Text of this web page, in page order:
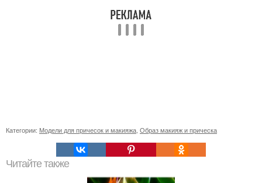
Категории: Модели для причесок и макияжа Образ макияж и прическа
Читайте также